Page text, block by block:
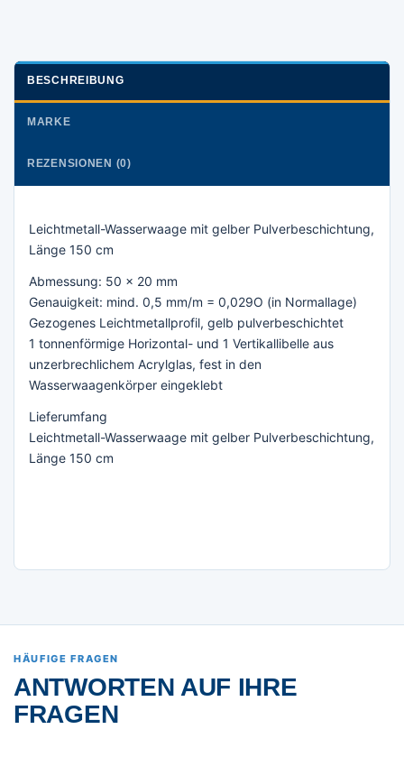
BESCHREIBUNG
MARKE
REZENSIONEN (0)
Leichtmetall-Wasserwaage mit gelber Pulverbeschichtung,
Länge 150 cm
Abmessung: 50 x 20 mm
Genauigkeit: mind. 0,5 mm/m = 0,029O (in Normallage)
Gezogenes Leichtmetallprofil, gelb pulverbeschichtet
1 tonnenförmige Horizontal- und 1 Vertikallibelle aus
unzerbrechlichem Acrylglas, fest in den
Wasserwaagenkörper eingeklebt
Lieferumfang
Leichtmetall-Wasserwaage mit gelber Pulverbeschichtung,
Länge 150 cm
HÄUFIGE FRAGEN
ANTWORTEN AUF IHRE
FRAGEN